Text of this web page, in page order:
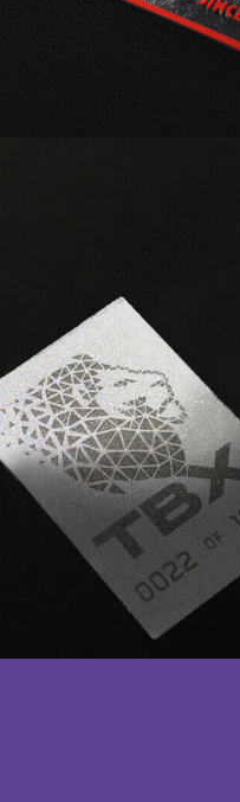
MIR® |
améliorer la
montrant
substituent en